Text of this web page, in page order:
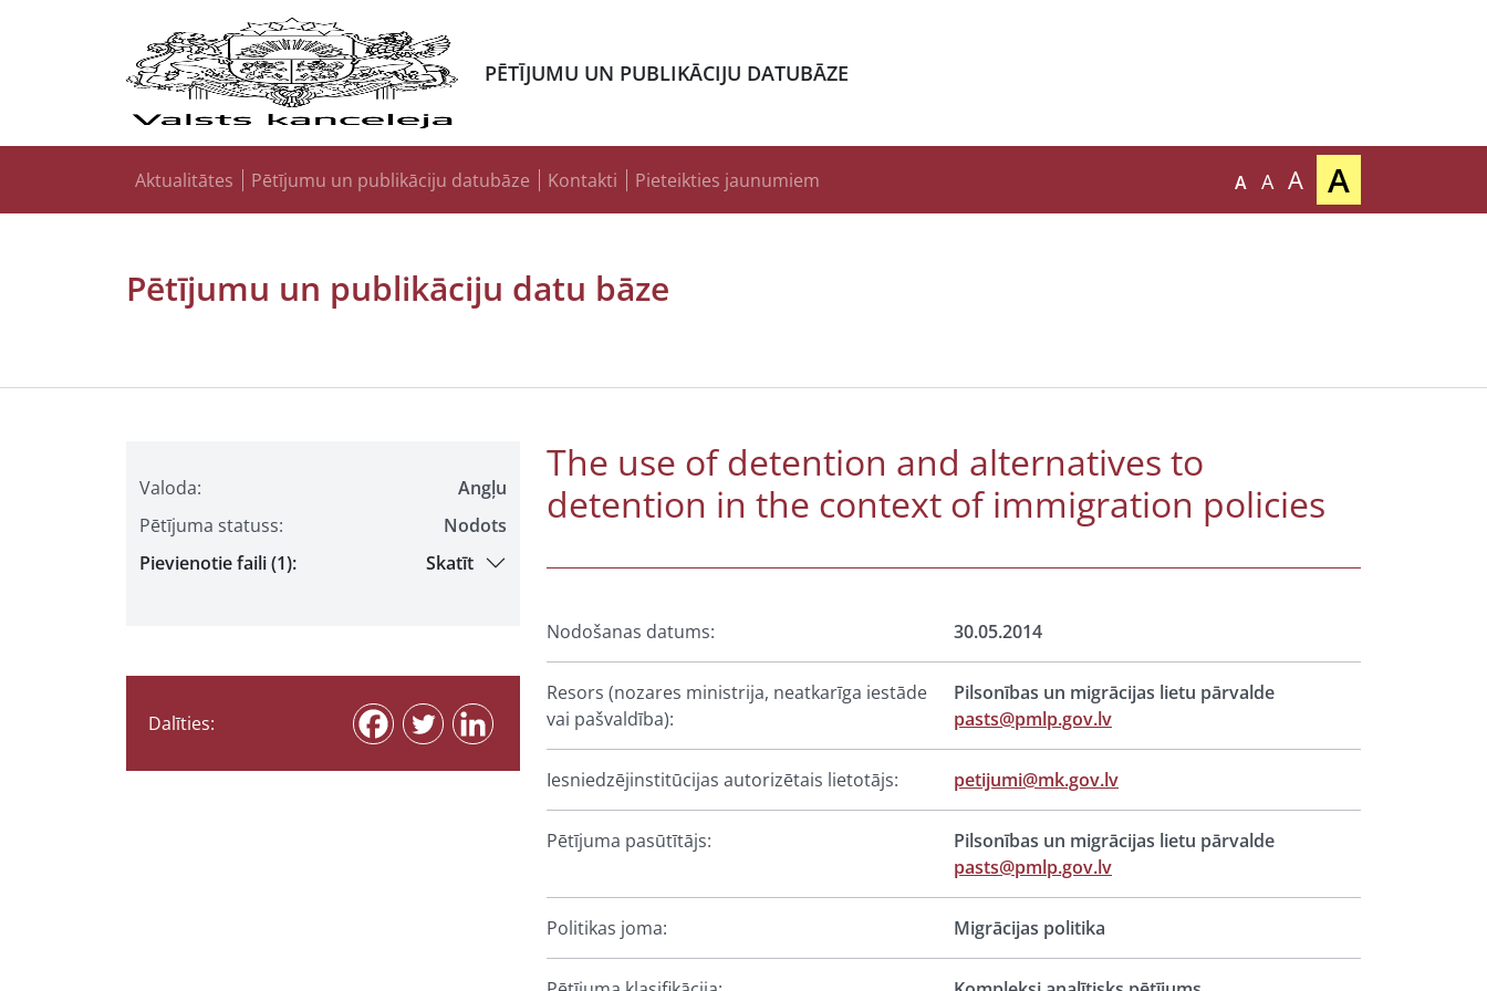
PĒTĪJUMU UN PUBLIKĀCIJU DATUBĀZE
Aktualitātes Pētījumu un publikāciju datubāze Kontakti Pieteikties jaunumiem A A A A
Pētījumu un publikāciju datu bāze
Valoda:
Angļu
Pētījuma statuss:
Nodots
Pievienotie faili (1):
Skatīt
Dalīties:
The use of detention and alternatives to
detention in the context of immigration policies
Nodošanas datums: 30.05.2014
Resors (nozares ministrija, neatkarīga iestāde
vai pašvaldība):
Pilsonības un migrācijas lietu pārvalde
pasts@pmlp.gov.lv
Iesniedzējinstitūcijas autorizētais lietotājs: petijumi@mk.gov.lv
Pētījuma pasūtītājs:
Pilsonības un migrācijas lietu pārvalde
pasts@pmlp.gov.lv
Politikas joma: Migrācijas politika